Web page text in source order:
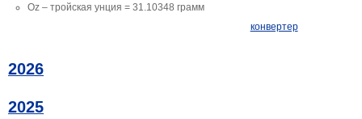
Oz – тройская унция = 31.10348 грамм
конвертер
2026
2025